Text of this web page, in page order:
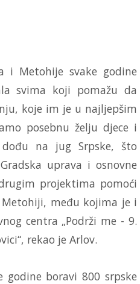
i Metohije svake godine
svima koji pomažu da
koje im je u najljepšim
posebnu želju djece i
na jug Srpske, što
uprava i osnovne
projektima pomoći
među kojima je i
centra „Podrži me - 9.
rekao je Arlov.
godine boravi 800 srpske